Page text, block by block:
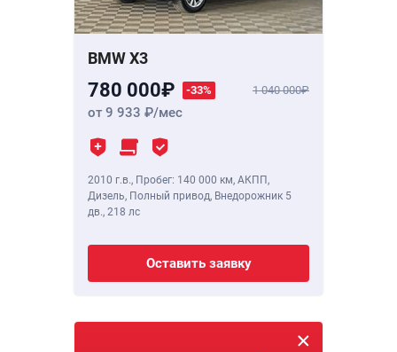
BMW X3
780 000 -33% 1 040 000
от 9 933 /мес
2010 г.в., Пробег: 140 000 км, АКПП,
Дизель, Полный привод, Внедорожник 5
дв., 218 лс
Оставить заявку